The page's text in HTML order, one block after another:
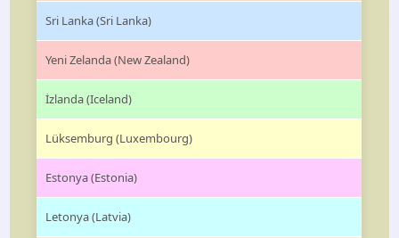
Sri Lanka (Sri Lanka)
Yeni Zelanda (New Zealand)
İzlanda (Iceland)
Lüksemburg (Luxembourg)
Estonya (Estonia)
Letonya (Latvia)